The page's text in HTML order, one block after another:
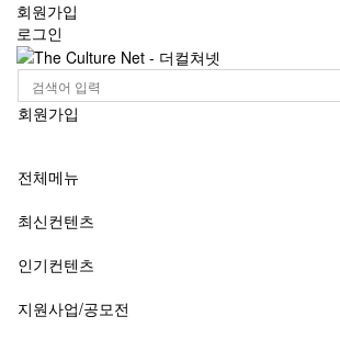
회원가입
로그인
Toggle
navigation
회원가입
전체메뉴
최신컨텐츠
인기컨텐츠
지원사업/공모전